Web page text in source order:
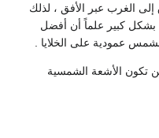
الغرب عبر الأفق ، لذلك
بشكل كبير علماً أن أفضل
عمودية على الخلايا .
تكون الأشعة الشمسية